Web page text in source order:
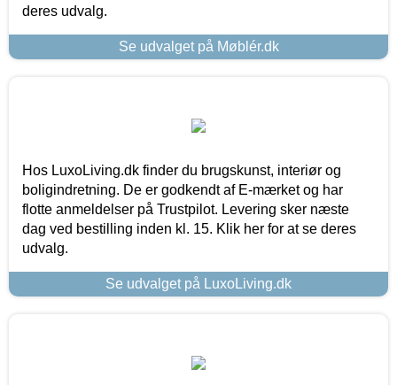
deres udvalg.
Se udvalget på Møblér.dk
Hos LuxoLiving.dk finder du brugskunst, interiør og
boligindretning. De er godkendt af E-mærket og har
flotte anmeldelser på Trustpilot. Levering sker næste
dag ved bestilling inden kl. 15. Klik her for at se deres
udvalg.
Se udvalget på LuxoLiving.dk